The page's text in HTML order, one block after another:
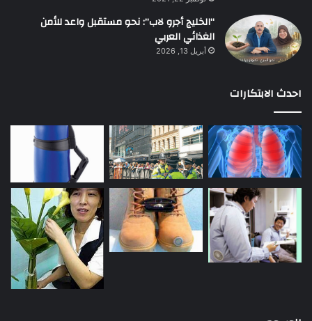
“الخليج أجرو لاب”: نحو مستقبل واعد للأمن
الغذائي العربي
أبريل 13, 2026
احدث الابتكارات